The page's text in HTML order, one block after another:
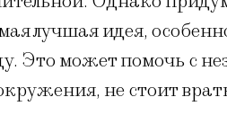
лучшая идея,
Это может помочь с
не стоит